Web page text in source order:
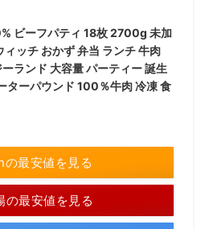
ビーフパティ 18枚 2700g 未加
ッチ おかず 弁当 ランチ 牛肉
ランド 大容量 パーティー 誕生
ターパウンド 100％牛肉 冷凍 食
の最安値を見る
の最安値を見る